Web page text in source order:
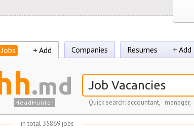
Jobs + Add Companies Resumes + Add
hh.md
HeadHunter Quick search: accountant, manager,
in total 35869 jobs